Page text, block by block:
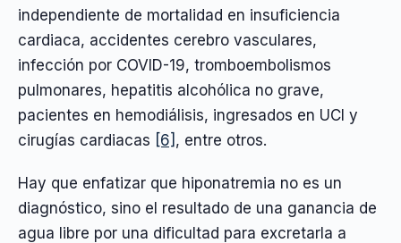
independiente de mortalidad en insuficiencia
cardiaca, accidentes cerebro vasculares,
infección por COVID-19, tromboembolismos
pulmonares, hepatitis alcohólica no grave,
pacientes en hemodiálisis, ingresados en UCI y
cirugías cardiacas [6] , entre otros.
Hay que enfatizar que hiponatremia no es un
diagnóstico, sino el resultado de una ganancia de
agua libre por una dificultad para excretarla a